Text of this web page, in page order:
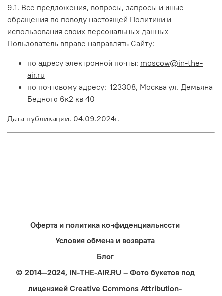
9.1. Все предложения, вопросы, запросы и иные
обращения по поводу настоящей Политики и
использования своих персональных данных
Пользователь вправе направлять Сайту:
по адресу электронной почты: moscow@in-the-
air.ru
по почтовому адресу: 123308, Москва ул. Демьяна
Бедного 6к2 кв 40
Дата публикации: 04.09.2024г.
Оферта и политика конфиденциальности
Условия обмена и возврата
Блог
© 2014—2024, IN-THE-AIR.RU – Фото букетов под
лицензией Creative Commons Attribution-